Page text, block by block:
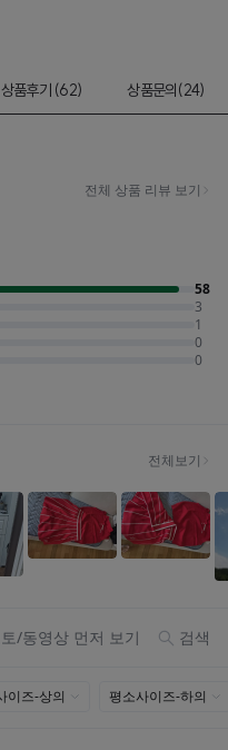
상품후기 (62) 상품문의(24)